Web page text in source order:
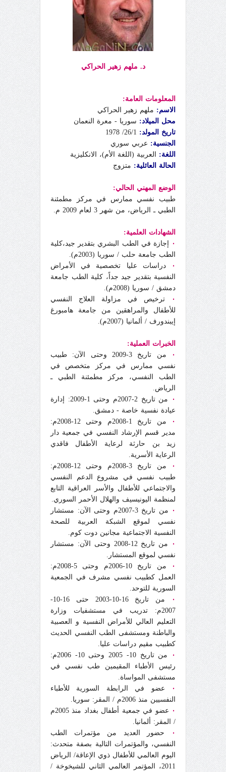
د. ملهم زهير الحراكي
المعلومات العامة:
الاسم: ملهم زهير الحراكي
محل الميلاد: سوريا - معرة النعمان
تاريخ المولد:
الجنسية: عربي سوري
اللغة: العربية (اللغة الأم)، الانكليزية
الحالة العائلية: متزوج
الوضع المهني الحالي:
طبيب نفسي ممارس في مركز مطمئنة
الطبي ـ الرياض، من شهر 3 لعام 2009 م.
الشهادات العلمية:
٠
إجازة في الطب البشري بتقدير جيد،كلية
الطب جامعة حلب / سوريا (2003م).
٠
دراسات عليا تخصصية في الأمراض
النفسية بتقدير جيد جداً، كلية الطب جامعة
دمشق / سوريا (2008م).
٠
ترخيص في مزاولة العلاج النفسي
للأطفال والمراهقين من جامعة هامبورغ
إيبندورف / ألمانيا (2007م).
الخبرات العملية:
٠
من تاريخ 3-2009 وحتى الآن: طبيب
نفسي ممارس في مركز متخصص في
الطب النفسي، مركز مطمئنة الطبي ـ
الرياض.
٠
من تاريخ 2-2007م وحتى 1-2009: إدارة
عيادة نفسية خاصة - دمشق.
٠
من تاريخ 1-2008م وحتى 12-2008م:
مدير قسم الإرشاد النفسي في جمعية دار
زيد بن حارثة لرعاية الأطفال فاقدي
الرعاية الأسرية.
٠
من تاريخ 3-2008م وحتى 12-2008م:
طبيب نفسي في مشروع الدعم النفسي
والاجتماعي للأطفال والأسر العراقية التابع
لمنظمة اليونيسيف والهلال الأحمر السوري.
٠
من تاريخ 3-2007م وحتى الآن: مستشار
نفسي لموقع الشبكة العربية للصحة
النفسية الاجتماعية مجانين دوت كوم.
٠
من تاريخ 12-2008 وحتى الآن: مستشار
نفسي لموقع المستشار.
٠
من تاريخ 10-2006م وحتى 5-2008م:
العمل كطبيب نفسي مشرف في الجمعية
السورية للتوحد.
٠
من تاريخ 16-10-2003 حتى 16-10-
2007م: تدريب في مستشفيات وزارة
التعليم العالي للأمراض النفسية و العصبية
والباطنة ومستشفى الطب النفسي الحديث
كطبيب مقيم دراسات عليا.
٠
من تاريخ 10- 2005 وحتى 10- 2006م:
رئيس الأطباء المقيمين طب نفسي في
مستشفى المواساة.
٠
عضو في الرابطة السورية للأطباء
النفسيين منذ 2006م / المقر: سوريا.
٠
عضو في جمعية أطفال بغداد منذ 2005م
/ المقر: ألمانيا.
٠
حضور العديد من مؤتمرات الطب
النفسي، والمؤتمرات التالية بصفة متحدث:
اليوم العالمي للأطفال ذوي الإعاقة/ الرياض
2011، المؤتمر العالمي الثاني للشيخوخة /